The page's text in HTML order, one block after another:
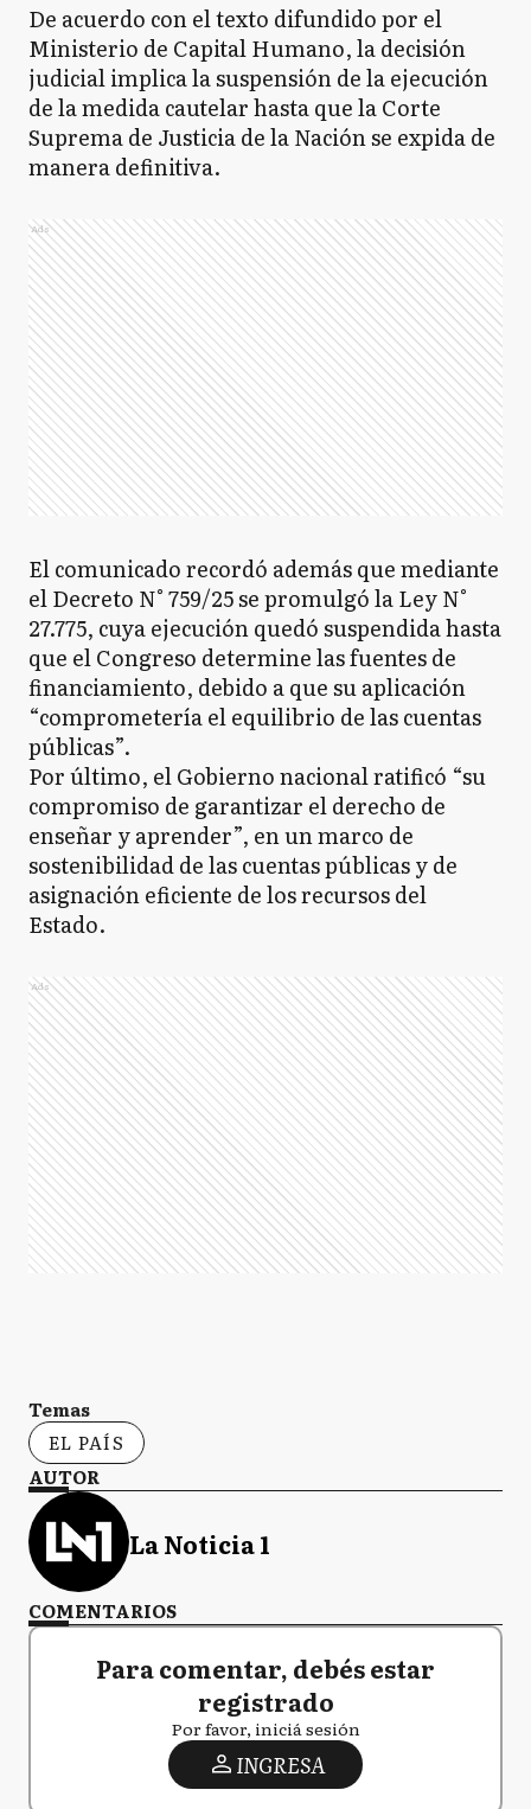
De acuerdo con el texto difundido por el
Ministerio de Capital Humano, la decisión
judicial implica la suspensión de la ejecución
de la medida cautelar hasta que la Corte
Suprema de Justicia de la Nación se expida de
manera definitiva.
Ads
El comunicado recordó además que mediante
el Decreto N° 759/25 se promulgó la Ley N°
27.775, cuya ejecución quedó suspendida hasta
que el Congreso determine las fuentes de
financiamiento, debido a que su aplicación
“comprometería el equilibrio de las cuentas
públicas”.
Por último, el Gobierno nacional ratificó “su
compromiso de garantizar el derecho de
enseñar y aprender”, en un marco de
sostenibilidad de las cuentas públicas y de
asignación eficiente de los recursos del
Estado.
Ads
Temas
EL PAÍS
AUTOR
La Noticia 1
COMENTARIOS
Para comentar, debés estar
registrado
Por favor, iniciá sesión
INGRESA